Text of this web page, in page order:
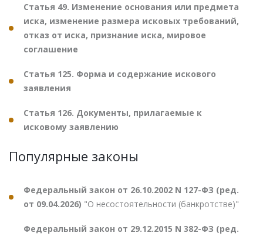
Статья 49. Изменение основания или предмета
иска, изменение размера исковых требований,
отказ от иска, признание иска, мировое
соглашение
Статья 125. Форма и содержание искового
заявления
Статья 126. Документы, прилагаемые к
исковому заявлению
Популярные законы
Федеральный закон от 26.10.2002 N 127-ФЗ (ред.
от 09.04.2026) "О несостоятельности (банкротстве)"
Федеральный закон от 29.12.2015 N 382-ФЗ (ред.